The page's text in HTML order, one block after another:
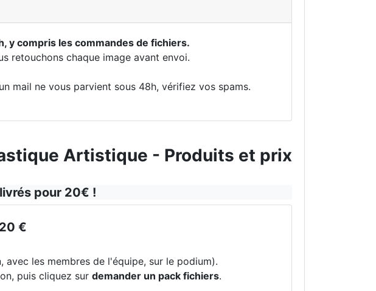
y compris les commandes de fichiers.
retouchons chaque image avant envoi.
mail ne vous parvient sous 48h, vérifiez vos spams.
Artistique - Produits et prix
pour 20€ !
€
les membres de l'équipe, sur le podium).
puis cliquez sur demander un pack fichiers.